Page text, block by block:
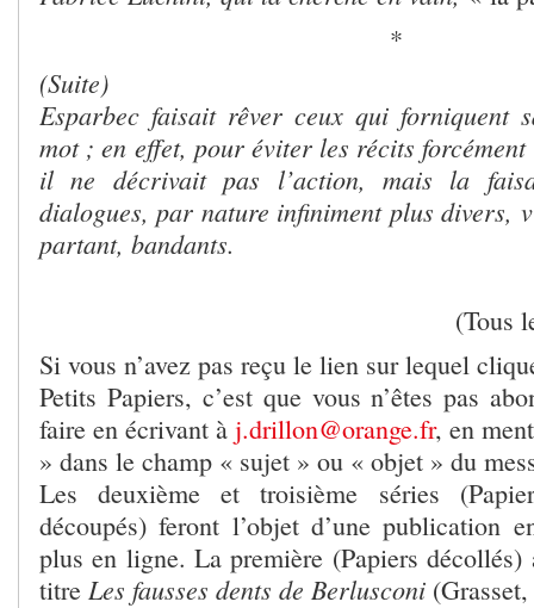
*
(Suite)
Esparbec faisait rêver ceux qui forniquent
mot ; en effet, pour éviter les récits
il ne décrivait pas l’action, mais la
dialogues, par nature infiniment plus divers,
partant, bandants.
(Tous
Si vous n’avez pas reçu le lien sur lequel
Petits Papiers, c’est que vous n’êtes pas
faire en écrivant à j.drillon@orange.fr, en
» dans le champ « sujet » ou « objet » du
Les deuxième et troisième séries
découpés) feront l’objet d’une publication
plus en ligne. La première (Papiers
titre Les fausses dents de Berlusconi